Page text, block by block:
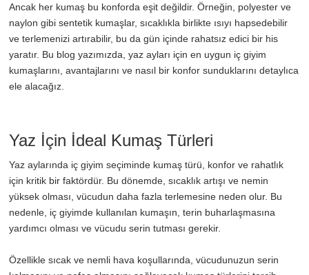
Ancak her kumaş bu konforda eşit değildir. Örneğin, polyester ve
naylon gibi sentetik kumaşlar, sıcaklıkla birlikte ısıyı hapsedebilir
ve terlemenizi artırabilir, bu da gün içinde rahatsız edici bir his
yaratır. Bu blog yazımızda, yaz ayları için en uygun iç giyim
kumaşlarını, avantajlarını ve nasıl bir konfor sunduklarını detaylıca
ele alacağız.
Yaz İçin İdeal Kumaş Türleri
Yaz aylarında iç giyim seçiminde kumaş türü, konfor ve rahatlık
için kritik bir faktördür. Bu dönemde, sıcaklık artışı ve nemin
yüksek olması, vücudun daha fazla terlemesine neden olur. Bu
nedenle, iç giyimde kullanılan kumaşın, terin buharlaşmasına
yardımcı olması ve vücudu serin tutması gerekir.
Özellikle sıcak ve nemli hava koşullarında, vücudunuzun serin